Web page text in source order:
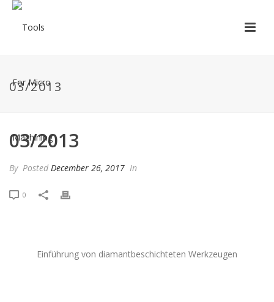
03/2013
03/2013
By Posted December 26, 2017 In
0
Einführung von diamantbeschichteten Werkzeugen